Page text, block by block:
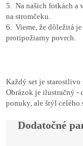
5. Na našich fotkách a
na stromčeku.
6. Vieme, že dôležitá
protipožiarny povrch.
Každý set je starostlivo
Obrázok je ilustračný -
ponuky, ale štýl celého
Dodatočné